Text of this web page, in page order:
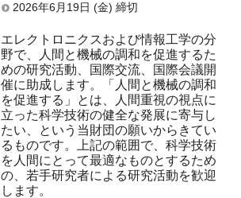
2026年6月19日 (金) 締切
エレクトロニクスおよび情報工学の分
野で、人間と機械の調和を促進するた
めの研究活動、国際交流、国際会議開
催に助成します。「人間と機械の調和
を促進する」とは、人間重視の視点に
立った科学技術の健全な発展に寄与し
たい、という当財団の願いからきてい
るものです。上記の範囲で、科学技術
を人間にとって最適なものとするため
の、若手研究者による研究活動を歓迎
します。